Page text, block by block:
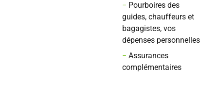
− Pourboires des
guides, chauffeurs et
bagagistes, vos
dépenses personnelles
−Assurances
complémentaires